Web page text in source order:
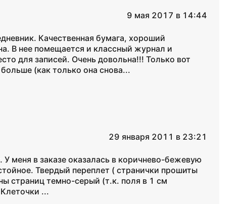
9 мая 2017 в 14:44
Качественная бумага, хороший
В нее помещается и классный журнал и
для записей. Очень довольна!!! Только вот
(как только она снова...
29 января 2011 в 23:21
меня в заказе оказалась в коричнево-бежевую
Твердый переплет ( странички прошиты
страниц темно-серый (т.к. поля в 1 см
...